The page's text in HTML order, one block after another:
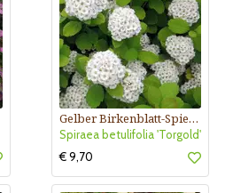
Gelber Birkenblatt-Spierstrauch
Spiraea betulifolia 'Torgold'
€ 9,70